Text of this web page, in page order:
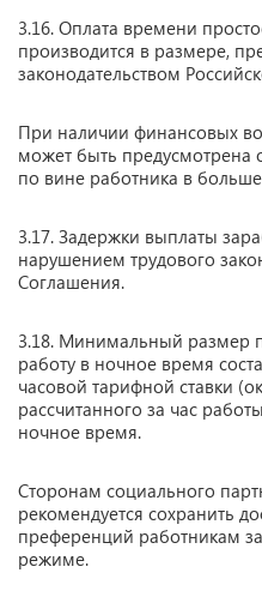
3.16. Оплата времени
производится в размере,
законодательством
При наличии финансовых
может быть предусмотрена
по вине работника в
3.17. Задержки выплаты
нарушением трудового
Соглашения.
3.18. Минимальный размер
работу в ночное время
часовой тарифной ставки
рассчитанного за час
ночное время.
Сторонам социального
рекомендуется сохранить
преференций работникам
режиме.